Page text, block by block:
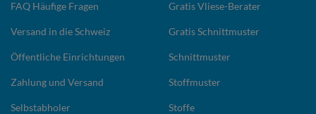
FAQ Häufige Fragen
Versand in die Schweiz
Öffentliche Einrichtungen
Zahlung und Versand
Selbstabholer
Gratis Vliese-Berater
Gratis Schnittmuster
Schnittmuster
Stoffmuster
Stoffe